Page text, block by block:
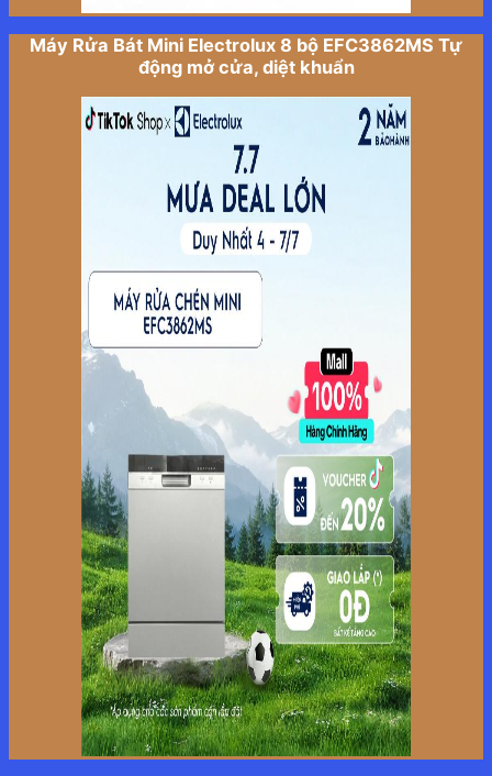
Máy Rửa Bát Mini Electrolux 8 bộ EFC3862MS Tự
động mở cửa, diệt khuẩn